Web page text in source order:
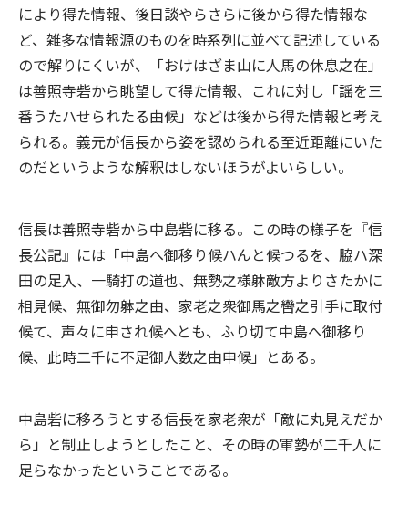
により得た情報、後日談やらさらに後から得た情報な
ど、雑多な情報源のものを時系列に並べて記述している
ので解りにくいが、「おけはざま山に人馬の休息之在」
は善照寺砦から眺望して得た情報、これに対し「謡を三
番うたハせられたる由候」などは後から得た情報と考え
られる。義元が信長から姿を認められる至近距離にいた
のだというような解釈はしないほうがよいらしい。
信長は善照寺砦から中島砦に移る。この時の様子を『信
長公記』には「中島へ御移り候ハんと候つるを、脇ハ深
田の足入、一騎打の道也、無勢之様躰敵方よりさたかに
相見候、無御勿躰之由、家老之衆御馬之轡之引手に取付
候て、声々に申され候へとも、ふり切て中島へ御移り
候、此時二千に不足御人数之由申候」とある。
中島砦に移ろうとする信長を家老衆が「敵に丸見えだか
ら」と制止しようとしたこと、その時の軍勢が二千人に
足らなかったということである。